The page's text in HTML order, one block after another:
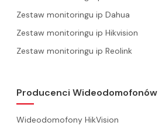
Zestaw monitoringu ip Dahua
Zestaw monitoringu ip Hikvision
Zestaw monitoringu ip Reolink
Producenci Wideodomofonów
Wideodomofony HikVision